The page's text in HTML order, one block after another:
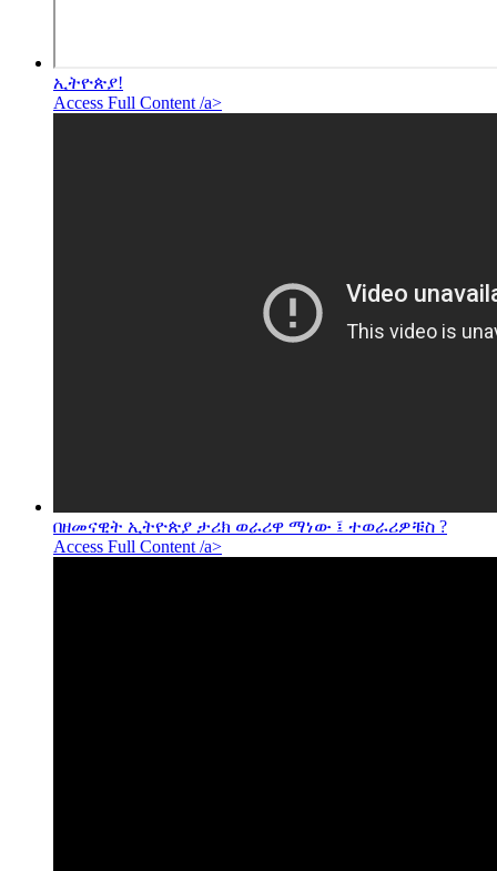
ኢትዮጵያ!
Access Full Content /a>
በዘመናዊት ኢትዮጵያ ታሪክ ወራሪዋ ማነው ፤ ተወራሪዎቹስ ?
Access Full Content /a>